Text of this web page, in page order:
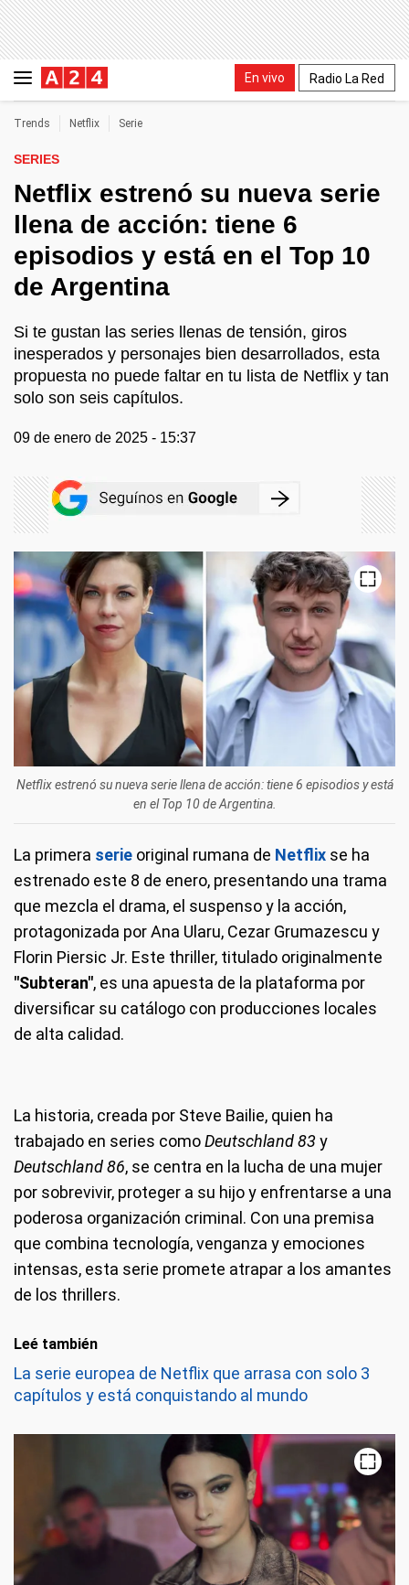
En vivo Radio La Red
Trends Netflix Serie
SERIES
Netflix estrenó su nueva serie
llena de acción: tiene 6
episodios y está en el Top 10
de Argentina
Si te gustan las series llenas de tensión, giros
inesperados y personajes bien desarrollados, esta
propuesta no puede faltar en tu lista de Netflix y tan
solo son seis capítulos.
09 de enero de 2025 - 15:37
Netflix estrenó su nueva serie llena de acción: tiene 6 episodios y está
en el Top 10 de Argentina.
La primera serie original rumana de Netflix se ha
estrenado este 8 de enero, presentando una trama
que mezcla el drama, el suspenso y la acción,
protagonizada por Ana Ularu, Cezar Grumazescu y
Florin Piersic Jr. Este thriller, titulado originalmente
"Subteran", es una apuesta de la plataforma por
diversificar su catálogo con producciones locales
de alta calidad.
La historia, creada por Steve Bailie, quien ha
trabajado en series comoDeutschland 83y
Deutschland 86, se centra en la lucha de una mujer
por sobrevivir, proteger a su hijo y enfrentarse a una
poderosa organización criminal. Con una premisa
que combina tecnología, venganza y emociones
intensas, esta serie promete atrapar a los amantes
de los thrillers.
Leé también
La serie europea de Netflix que arrasa con solo 3
capítulos y está conquistando al mundo